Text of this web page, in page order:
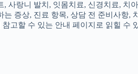
사랑니 발치, 잇몸치료, 신경치료, 치
증상, 진료 항목, 상담 전 준비사항,
고할 수 있는 안내 페이지로 읽힐 수